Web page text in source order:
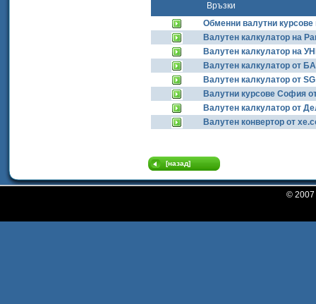
Връзки
Обменни валутни
Валутен калкулатор на
Валутен калкулатор на
Валутен калкулатор от
Валутен калкулатор от
Валутни курсове София
Валутен калкулатор от
Валутен конвертор от
[назад]
©